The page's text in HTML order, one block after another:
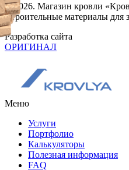
© 2026. Магазин кровли
Строительные материалы для
Разработка сайта
ОРИГИНАЛ
Меню
Услуги
Портфолио
Калькуляторы
Полезная информация
FAQ